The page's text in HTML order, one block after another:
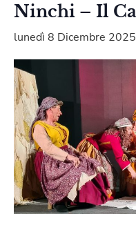
Ninchi – Il
lunedì 8 Dicembre